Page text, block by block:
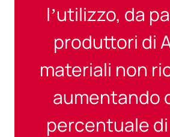
l’utilizzo, da
produttori di
materiali non
aumentando
percentuale